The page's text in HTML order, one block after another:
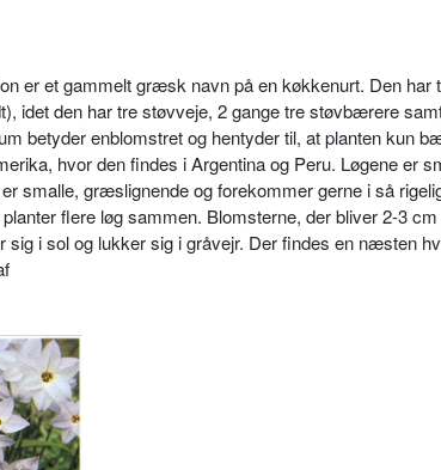
er et gammelt græsk navn på en køkkenurt. Den har
idet den har tre støvveje, 2 gange tre støvbærere
betyder enblom­stret og hentyder til, at planten kun
hvor den findes i Argentina og Peru. Løge­ne er
smalle, græslignende og forekommer gerne i så
flere løg sammen. Blomsterne, der bliver 2-3 cm
sig i sol og lukker sig i gråvejr. Der findes en næsten